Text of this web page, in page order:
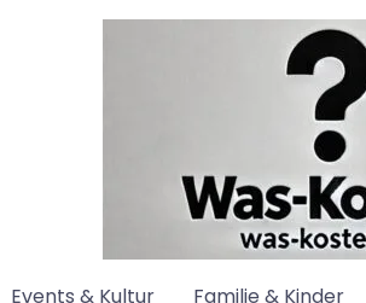
Events & Kultur Familie & Kinder